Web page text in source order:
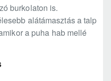
burkolaton is.
alátámasztás a talp
a puha hab mellé